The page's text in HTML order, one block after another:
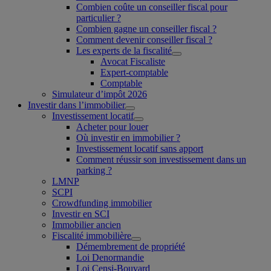
Combien coûte un conseiller fiscal pour
particulier ?
Combien gagne un conseiller fiscal ?
Comment devenir conseiller fiscal ?
Les experts de la fiscalité
Avocat Fiscaliste
Expert-comptable
Comptable
Simulateur d’impôt 2026
Investir dans l’immobilier
Investissement locatif
Acheter pour louer
Où investir en immobilier ?
Investissement locatif sans apport
Comment réussir son investissement dans un
parking ?
LMNP
SCPI
Crowdfunding immobilier
Investir en SCI
Immobilier ancien
Fiscalité immobilière
Démembrement de propriété
Loi Denormandie
Loi Censi-Bouvard